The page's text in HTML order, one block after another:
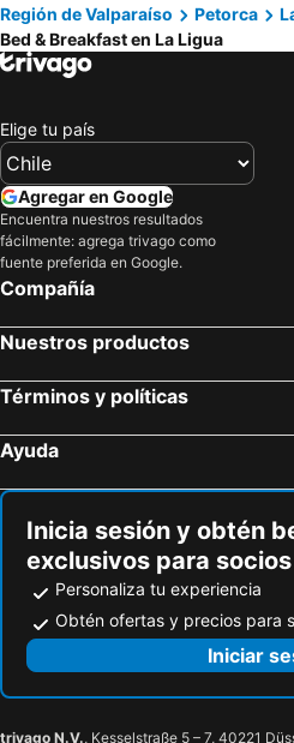
Región de Valparaíso
Petorca
Bed & Breakfast en La Ligua
Elige tu país
Agregar en Google
Encuentra nuestros resultados
fácilmente: agrega trivago como
fuente preferida en Google.
Compañía
Nuestros productos
Términos y políticas
Ayuda
Inicia sesión y obtén
exclusivos para socios
Personaliza tu experiencia
Obtén ofertas y precios para
Iniciar
trivago N.V., Kesselstraße 5 – 7, 40221